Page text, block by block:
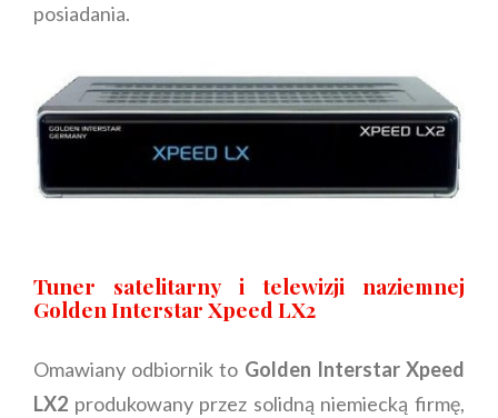
posiadania.
Tuner satelitarny i telewizji naziemnej
Golden Interstar Xpeed LX2
Omawiany odbiornik to Golden Interstar Xpeed
LX2 produkowany przez solidną niemiecką firmę,